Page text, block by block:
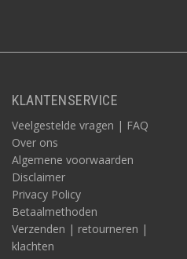
KLANTENSERVICE
Veelgestelde vragen | FAQ
Over ons
Algemene voorwaarden
Disclaimer
Privacy Policy
Betaalmethoden
Verzenden | retourneren |
klachten